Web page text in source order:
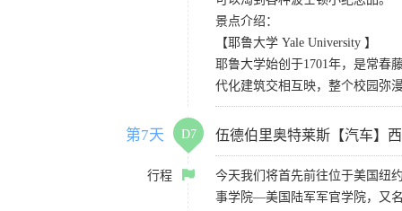
景点介绍：
【耶鲁大学 Yale University 】
耶鲁大学始创于1701年，是常春
代化建筑交相互映，整个校园弥
第7天 D7 伍德伯里奥特莱斯【汽车】
行程
今天我们将首先前往位于美国纽
事学院—美国陆军军官学院，又